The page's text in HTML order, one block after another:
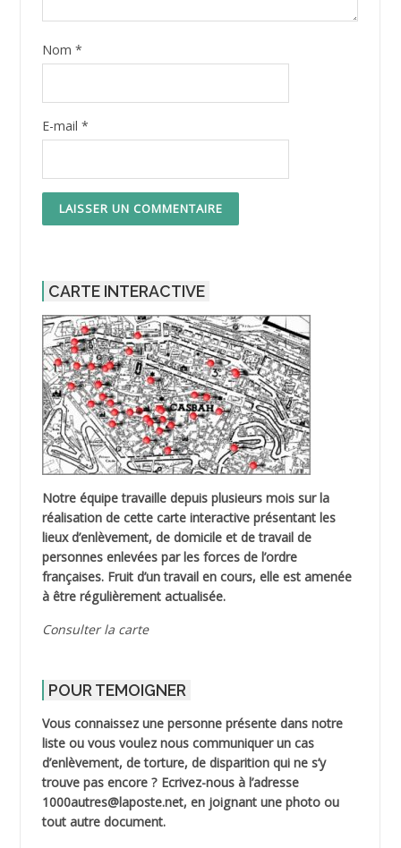
Nom *
E-mail *
CARTE INTERACTIVE
Notre équipe travaille depuis plusieurs mois sur la
réalisation de cette carte interactive présentant les
lieux d’enlèvement, de domicile et de travail de
personnes enlevées par les forces de l’ordre
françaises. Fruit d’un travail en cours, elle est amenée
à être régulièrement actualisée.
Consulter la carte
POUR TEMOIGNER
Vous connaissez une personne présente dans notre
liste ou vous voulez nous communiquer un cas
d’enlèvement, de torture, de disparition qui ne s’y
trouve pas encore ? Ecrivez-nous à l’adresse
1000autres@laposte.net, en joignant une photo ou
tout autre document.